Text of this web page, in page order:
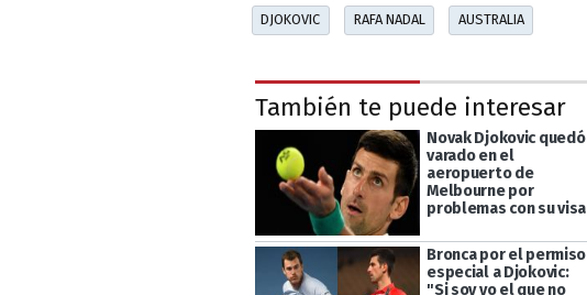
DJOKOVIC RAFA NADAL AUSTRALIA
También te puede interesar
Novak Djokovic quedó
varado en el
aeropuerto de
Melbourne por
problemas con su visa
Bronca por el permiso
especial a Djokovic:
"Si soy yo el que no